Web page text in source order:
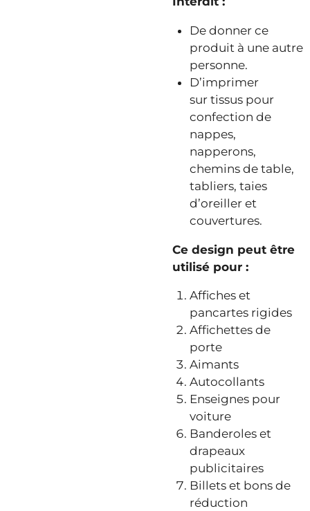
De donner ce
produit à une autre
personne.
D’imprimer
sur tissus pour
confection de
nappes,
napperons,
chemins de table,
tabliers, taies
d’oreiller et
couvertures.
Ce design peut être
utilisé pour :
Affiches et
pancartes rigides
Affichettes de
porte
Aimants
Autocollants
Enseignes pour
voiture
Banderoles et
drapeaux
publicitaires
Billets et bons de
réduction